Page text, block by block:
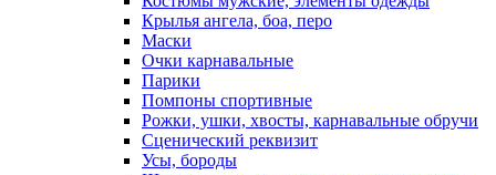
Крылья ангела, боа, перо
Маски
Очки карнавальные
Парики
Помпоны спортивные
Рожки, ушки, хвосты, карнавальные обручи
Сценический реквизит
Усы, бороды